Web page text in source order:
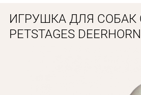
СОБАКИ
КОТЫ
НОВИНКИ
ИГРУШКА ДЛЯ СОБАК
PETSTAGES